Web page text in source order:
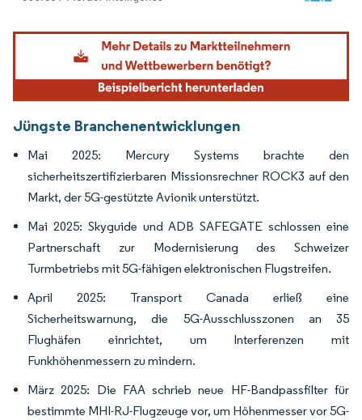
Bild © Mordor Intelligence. Wiederverwendung erfordert Namensnennung gemäß
Jüngste Branchenentwicklungen
Mai 2025: Mercury Systems brachte den
sicherheitszertifizierbaren Missionsrechner ROCK3 auf den
Markt, der 5G-gestützte Avionik unterstützt.
Mai 2025: Skyguide und ADB SAFEGATE schlossen eine
Partnerschaft zur Modernisierung des Schweizer
Turmbetriebs mit 5G-fähigen elektronischen Flugstreifen.
April 2025: Transport Canada erließ eine
Sicherheitswarnung, die 5G-Ausschlusszonen an 35
Flughäfen einrichtet, um Interferenzen mit
Funkhöhenmessern zu mindern.
März 2025: Die FAA schrieb neue HF-Bandpassfilter für
bestimmte MHI-RJ-Flugzeuge vor, um Höhenmesser vor 5G-